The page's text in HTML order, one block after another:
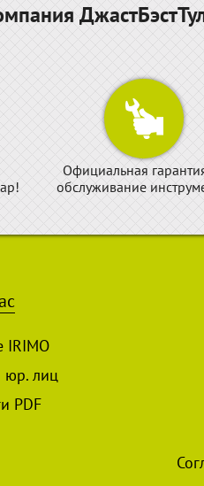
Официальная
обслуживание
IRIMO
юр. лиц
PDF